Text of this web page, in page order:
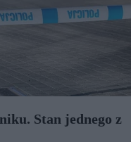
Stan jednego z